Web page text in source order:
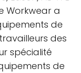
Workwear a
de
des
spécialité
de